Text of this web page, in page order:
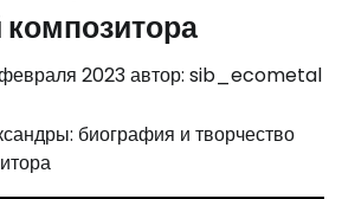
2023автор: sib_ecometal